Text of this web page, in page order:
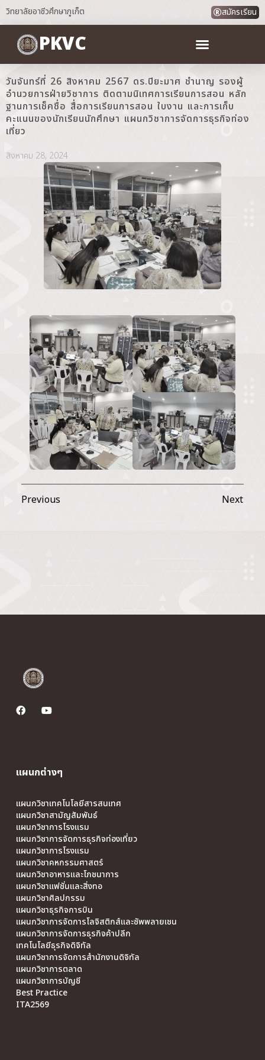
วิทยาลัยอาชีวศึกษาภูเก็ต สมัครเรียน
PKVC
วันจันทร์ที่ 26 สิงหาคม 2567 ดร.ปิยะมาศ ชำนาญ รองผู้
อำนวยการฝ่ายวิชาการ ติดตามนิเทศการเรียนการสอน หลัก
ฐานการเช็คชื่อ สื่อการเรียนการสอน ใบงาน และการเก็บ
คะแนนของนักเรียนนักศึกษา แผนกวิชาการจัดการธุรกิจท่อง
เที่ยว
สิงหาคม 28, 2024
Previous Next
แผนกต่างๆ
แผนกวิชาเทคโนโลยีสารสนเทศ
แผนกวิชาสามัญสัมพันธ์
แผนกวิชาการโรงแรม
แผนกวิชาการจัดการธุรกิจท่องเที่ยว
แผนกวิชาการโรงแรม
แผนกวิชาคหกรรมศาสตร์
แผนกวิชาอาหารและโภชนาการ
แผนกวิชาแฟชั่นและสิ่งทอ
แผนกวิชาศิลปกรรม
แผนกวิชาธุรกิจการบิน
แผนกวิชาการจัดการโลจิสติกส์และซัพพลายเชน
แผนกวิชาการจัดการธุรกิจค้าปลีก
เทคโนโลยีธุรกิจดิจิทัล
แผนกวิชาการจัดการสำนักงานดิจิทัล
แผนกวิชาการตลาด
แผนกวิชาการบัญชี
Best Practice
ITA2569